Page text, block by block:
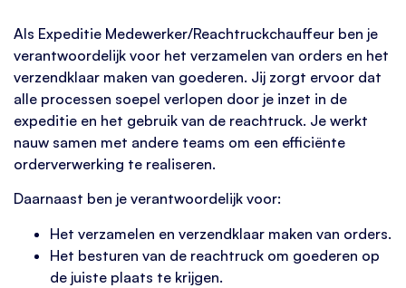
Als Expeditie Medewerker/Reachtruckchauffeur ben je
verantwoordelijk voor het verzamelen van orders en het
verzendklaar maken van goederen. Jij zorgt ervoor dat
alle processen soepel verlopen door je inzet in de
expeditie en het gebruik van de reachtruck. Je werkt
nauw samen met andere teams om een efficiënte
orderverwerking te realiseren.
Daarnaast ben je verantwoordelijk voor:
Het verzamelen en verzendklaar maken van orders.
Het besturen van de reachtruck om goederen op
de juiste plaats te krijgen.